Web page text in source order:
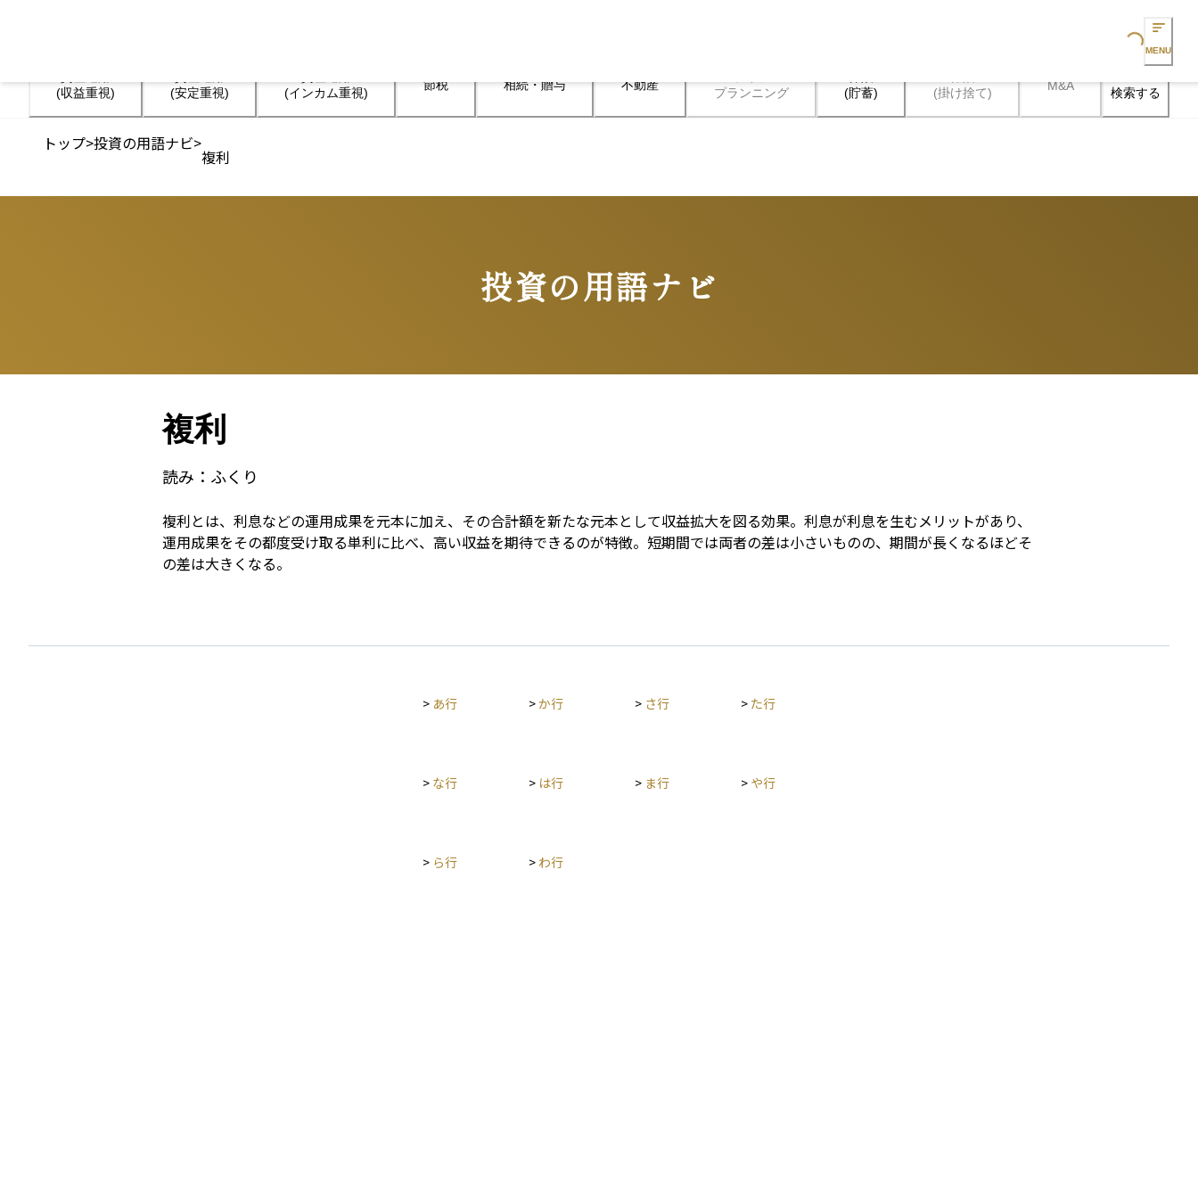
Loading...
MENU
(収益重視)
(安定重視)
(インカム重視)
節税 相続・贈与 不動産
プランニング
(貯蓄)
(掛け捨て)
M&A 検索する
トップ>投資の用語ナビ>
複利
投資の用語ナビ
Terms
複利
読み： ふくり
複利とは、利息などの運用成果を元本に加え、その合計額を新たな元本として収益拡大を図る効果。利息が利息を生むメリットがあり、
運用成果をその都度受け取る単利に比べ、高い収益を期待できるのが特徴。短期間では両者の差は小さいものの、期間が長くなるほどそ
の差は大きくなる。
> あ行 >か行 > さ行 > た行
> な行 > は行 > ま行 > や行
> ら行 > わ行